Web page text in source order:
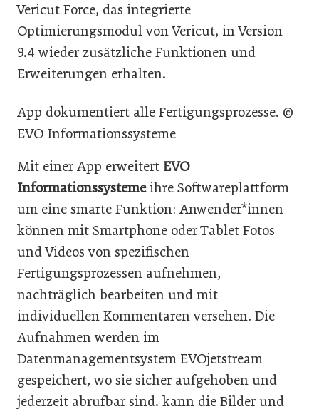
Vericut Force, das integrierte
Optimierungsmodul von Vericut, in Version
9.4 wieder zusätzliche Funktionen und
Erweiterungen erhalten.
App dokumentiert alle Fertigungsprozesse. ©
EVO Informationssysteme
Mit einer App erweitert EVO
Informationssystemeihre Softwareplattform
um eine smarte Funktion: Anwender*innen
können mit Smartphone oder Tablet Fotos
und Videos von spezifischen
Fertigungsprozessen aufnehmen,
nachträglich bearbeiten und mit
individuellen Kommentaren versehen. Die
Aufnahmen werden im
Datenmanagementsystem EVOjetstream
gespeichert, wo sie sicher aufgehoben und
jederzeit abrufbar sind. kann die Bilder und